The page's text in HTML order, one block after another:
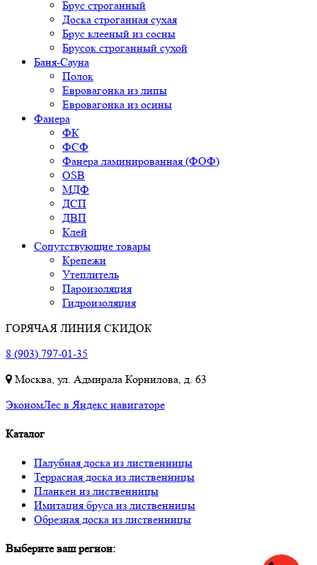
Брус строганный
Доска строганная сухая
Брус клееный из сосны
Брусок строганный сухой
Баня-Сауна
Полок
Евровагонка из липы
Евровагонка из осины
Фанера
ФК
ФСФ
Фанера ламинированная (ФОФ)
OSB
МДФ
ДСП
ДВП
Клей
Сопутствующие товары
Крепежи
Утеплитель
Пароизоляция
Гидроизоляция
ГОРЯЧАЯ ЛИНИЯ СКИДОК
8 (903) 797-01-35
Москва, ул. Адмирала Корнилова, д. 63
ЭкономЛес в Яндекс навигаторе
Каталог
Палубная доска из лиственницы
Террасная доска из лиственницы
Планкен из лиственницы
Имитация бруса из лиственницы
Обрезная доска из лиственницы
Выберите ваш регион: